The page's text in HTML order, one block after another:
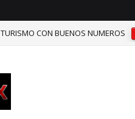
TURISMO CON BUENOS NUMEROS
DOMINICANOS DEPENDIENTES DE